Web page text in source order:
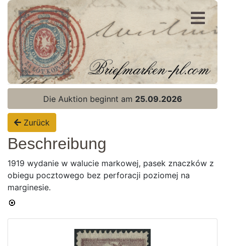
Registrierung
Login
Die Auktion beginnt am 25.09.2026
Zurück
Beschreibung
1919 wydanie w walucie markowej, pasek znaczków z
obiegu pocztowego bez perforacji poziomej na
marginesie.